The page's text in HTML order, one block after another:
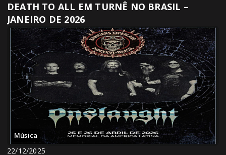
DEATH TO ALL EM TURNÊ NO BRASIL –
JANEIRO DE 2026
Música
22/12/2025